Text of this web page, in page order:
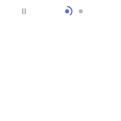
產品介紹產品介紹